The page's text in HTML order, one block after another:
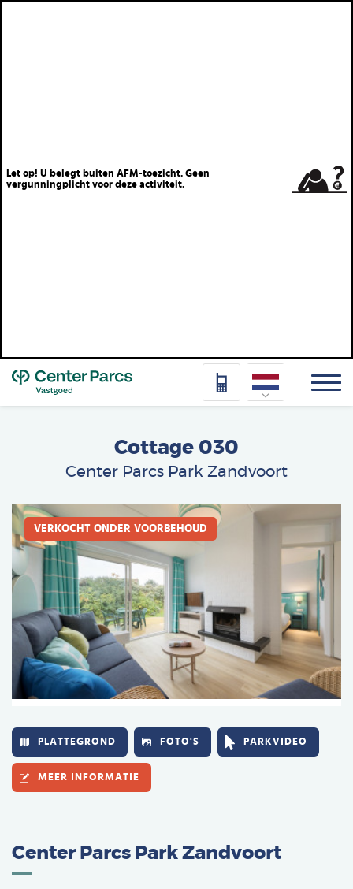
Let op! U belegt buiten AFM-toezicht. Geen
vergunningplicht voor deze activiteit.
Deutsch
Cottage 030
Center Parcs Park Zandvoort
VERKOCHT ONDER VOORBEHOUD
Afbeelding
PLATTEGROND FOTO'S PARKVIDEO
MEER INFORMATIE
Center Parcs Park Zandvoort